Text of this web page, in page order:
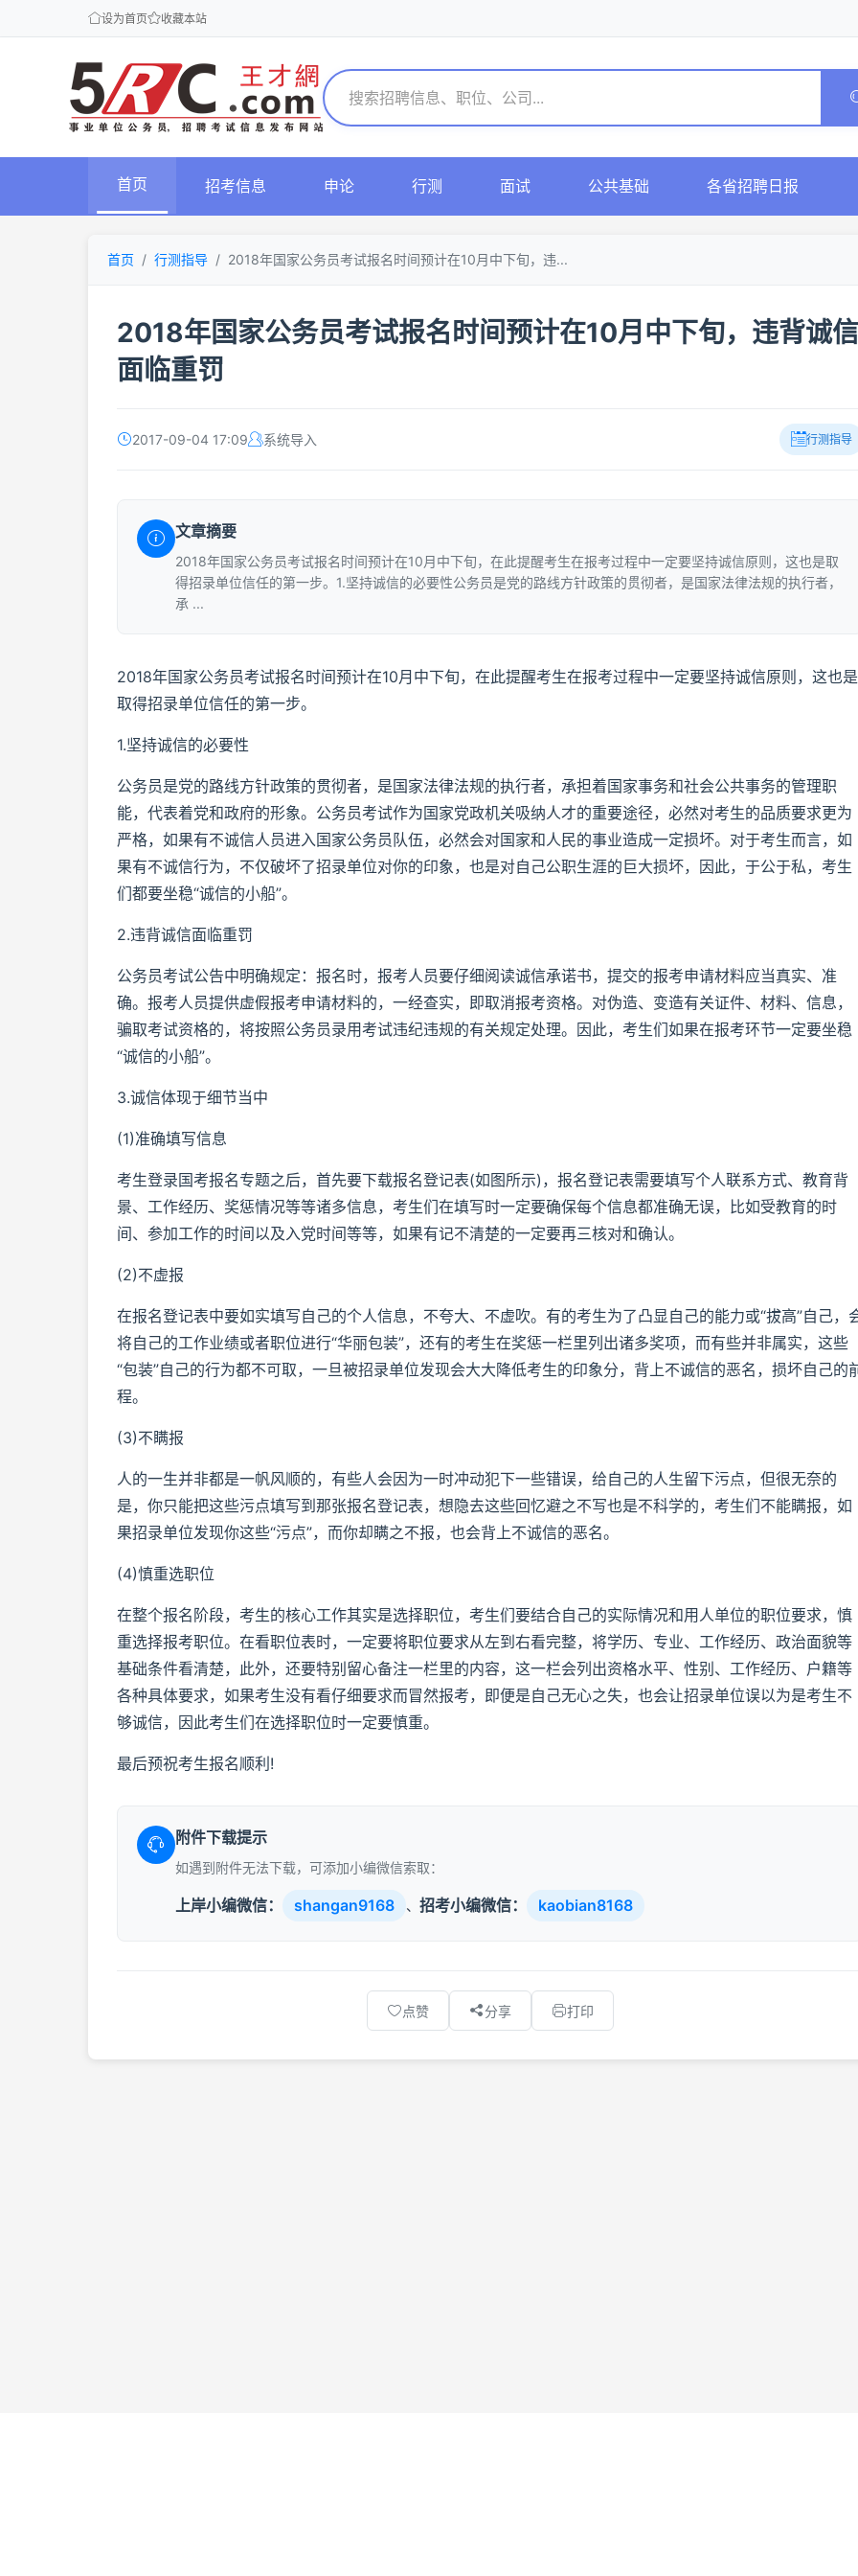
设为首页 收藏本站
首页 招考信息 申论 行测 面试 公共基础 各省招聘日报
首页 行测指导 2018年国家公务员考试报名时间预计在10月中下旬，违...
2018年国家公务员考试报名时间预计在10月中下旬，违背诚信
面临重罚
2017-09-04 17:09 系统导入 行测指导
文章摘要
2018年国家公务员考试报名时间预计在10月中下旬，在此提醒考生在报考过程中一定要坚持诚信原则，这也是取
得招录单位信任的第一步。1.坚持诚信的必要性公务员是党的路线方针政策的贯彻者，是国家法律法规的执行者，
承 ...
2018年国家公务员考试报名时间预计在10月中下旬，在此提醒考生在报考过程中一定要坚持诚信原则，这也是
取得招录单位信任的第一步。
1.坚持诚信的必要性
公务员是党的路线方针政策的贯彻者，是国家法律法规的执行者，承担着国家事务和社会公共事务的管理职
能，代表着党和政府的形象。公务员考试作为国家党政机关吸纳人才的重要途径，必然对考生的品质要求更为
严格，如果有不诚信人员进入国家公务员队伍，必然会对国家和人民的事业造成一定损坏。对于考生而言，如
果有不诚信行为，不仅破坏了招录单位对你的印象，也是对自己公职生涯的巨大损坏，因此，于公于私，考生
们都要坐稳“诚信的小船”。
2.违背诚信面临重罚
公务员考试公告中明确规定：报名时，报考人员要仔细阅读诚信承诺书，提交的报考申请材料应当真实、准
确。报考人员提供虚假报考申请材料的，一经查实，即取消报考资格。对伪造、变造有关证件、材料、信息，
骗取考试资格的，将按照公务员录用考试违纪违规的有关规定处理。因此，考生们如果在报考环节一定要坐稳
“诚信的小船”。
3.诚信体现于细节当中
(1)准确填写信息
考生登录国考报名专题之后，首先要下载报名登记表(如图所示)，报名登记表需要填写个人联系方式、教育背
景、工作经历、奖惩情况等等诸多信息，考生们在填写时一定要确保每个信息都准确无误，比如受教育的时
间、参加工作的时间以及入党时间等等，如果有记不清楚的一定要再三核对和确认。
(2)不虚报
在报名登记表中要如实填写自己的个人信息，不夸大、不虚吹。有的考生为了凸显自己的能力或“拔高”自己，
将自己的工作业绩或者职位进行“华丽包装”，还有的考生在奖惩一栏里列出诸多奖项，而有些并非属实，这些
“包装”自己的行为都不可取，一旦被招录单位发现会大大降低考生的印象分，背上不诚信的恶名，损坏自己的
程。
(3)不瞒报
人的一生并非都是一帆风顺的，有些人会因为一时冲动犯下一些错误，给自己的人生留下污点，但很无奈的
是，你只能把这些污点填写到那张报名登记表，想隐去这些回忆避之不写也是不科学的，考生们不能瞒报，如
果招录单位发现你这些“污点”，而你却瞒之不报，也会背上不诚信的恶名。
(4)慎重选职位
在整个报名阶段，考生的核心工作其实是选择职位，考生们要结合自己的实际情况和用人单位的职位要求，慎
重选择报考职位。在看职位表时，一定要将职位要求从左到右看完整，将学历、专业、工作经历、政治面貌等
基础条件看清楚，此外，还要特别留心备注一栏里的内容，这一栏会列出资格水平、性别、工作经历、户籍等
各种具体要求，如果考生没有看仔细要求而冒然报考，即便是自己无心之失，也会让招录单位误以为是考生不
够诚信，因此考生们在选择职位时一定要慎重。
最后预祝考生报名顺利!
附件下载提示
如遇到附件无法下载，可添加小编微信索取：
上岸小编微信： shangan9168 、 招考小编微信： kaobian8168
点赞 分享 打印